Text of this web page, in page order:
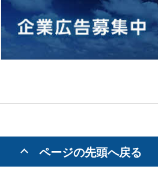
ページの先頭へ戻る